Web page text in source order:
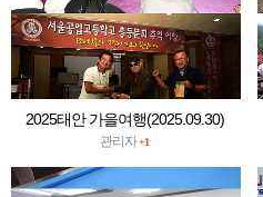
2025태안 가을여행(2025.09.30)
관리자+1